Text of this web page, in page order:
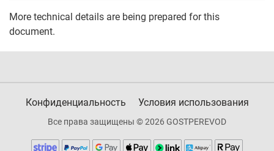
More technical details are being prepared for this
document.
Конфиденциальность Условия использования
Все права защищены © 2026 GOSTPEREVOD